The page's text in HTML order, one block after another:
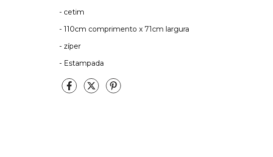
- cetim
- 110cm comprimento x 71cm largura
- zíper
- Estampada